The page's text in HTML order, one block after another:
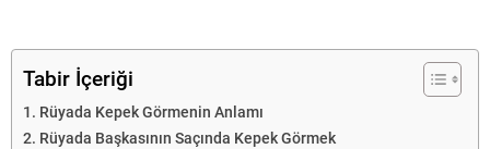
Tabir İçeriği
Rüyada Kepek Görmenin Anlamı
Rüyada Başkasının Saçında Kepek Görmek